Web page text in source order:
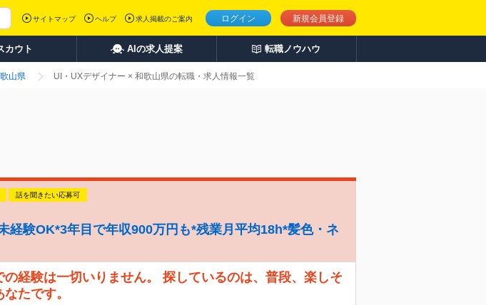
ログイン 新規会員登録
サイトマップ ヘルプ 求人掲載のご案内
カウト AIの求人提案 転職ノウハウ
山県 UI・UXデザイナー × 和歌山県の転職・求人情報一覧
話を聞きたい応募可
経験OK*3年目で年収900万円も*残業月平均18h*髪色・ネ
経験は一切いりません。 探しているのは、普段、楽しそ
たです。